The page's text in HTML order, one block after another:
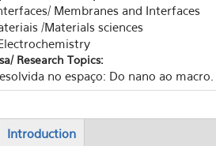
Membranes and Interfaces
/Materials sciences
Research Topics:
no espaço: Do nano ao
Introduction